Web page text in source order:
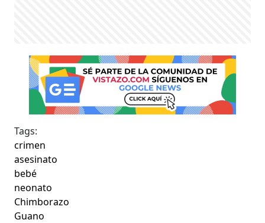
Tags:
crimen
asesinato
bebé
neonato
Chimborazo
Guano